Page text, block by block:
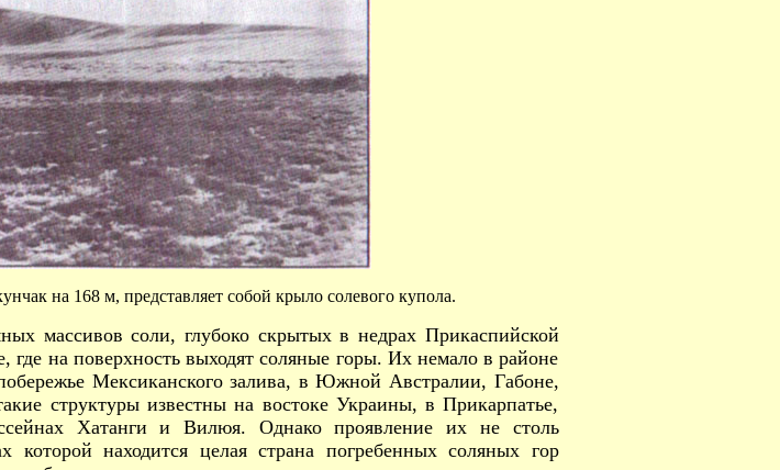
на 168 м, представляет собой крыло солевого купола.
массивов соли, глубоко скрытых в недрах Прикаспийской
на поверхность выходят соляные горы. Их немало в районе
Мексиканского залива, в Южной Австралии, Габоне,
структуры известны на востоке Украины, в Прикарпатье,
Хатанги и Вилюя. Однако проявление их не столь
находится целая страна погребенных соляных гор